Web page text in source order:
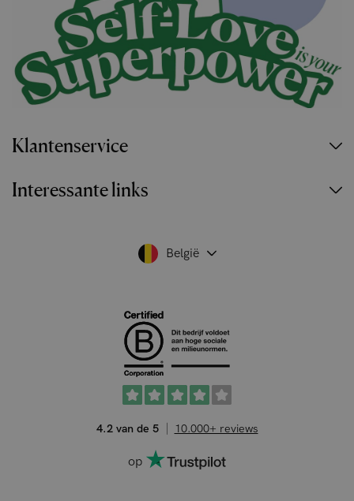
Klantenservice
Interessante links
België
4.2 van de 5 10.000+ reviews
op